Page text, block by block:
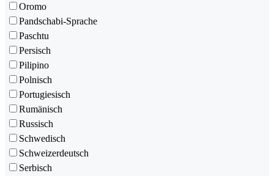
Oromo
Pandschabi-Sprache
Paschtu
Persisch
Pilipino
Polnisch
Portugiesisch
Rumänisch
Russisch
Schwedisch
Schweizerdeutsch
Serbisch